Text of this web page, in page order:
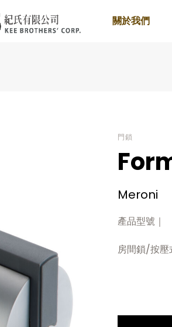
關於我們
門鎖
Meroni
產品型號｜
房間鎖/按壓